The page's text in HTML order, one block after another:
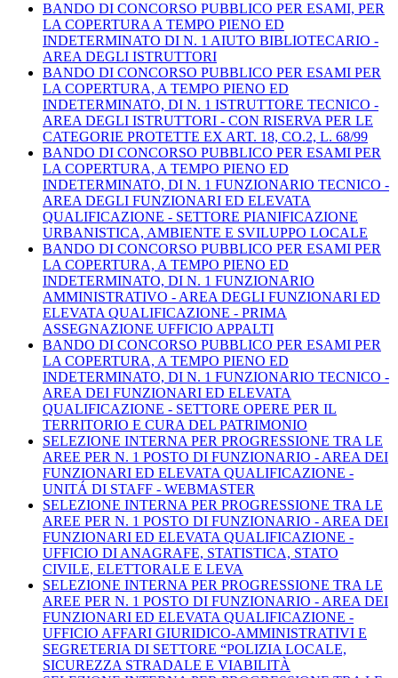
BANDO DI CONCORSO PUBBLICO PER ESAMI, PER
LA COPERTURA A TEMPO PIENO ED
INDETERMINATO DI N. 1 AIUTO BIBLIOTECARIO -
AREA DEGLI ISTRUTTORI
BANDO DI CONCORSO PUBBLICO PER ESAMI PER
LA COPERTURA, A TEMPO PIENO ED
INDETERMINATO, DI N. 1 ISTRUTTORE TECNICO -
AREA DEGLI ISTRUTTORI - CON RISERVA PER LE
CATEGORIE PROTETTE EX ART. 18, CO.2, L. 68/99
BANDO DI CONCORSO PUBBLICO PER ESAMI PER
LA COPERTURA, A TEMPO PIENO ED
INDETERMINATO, DI N. 1 FUNZIONARIO TECNICO -
AREA DEGLI FUNZIONARI ED ELEVATA
QUALIFICAZIONE - SETTORE PIANIFICAZIONE
URBANISTICA, AMBIENTE E SVILUPPO LOCALE
BANDO DI CONCORSO PUBBLICO PER ESAMI PER
LA COPERTURA, A TEMPO PIENO ED
INDETERMINATO, DI N. 1 FUNZIONARIO
AMMINISTRATIVO - AREA DEGLI FUNZIONARI ED
ELEVATA QUALIFICAZIONE - PRIMA
ASSEGNAZIONE UFFICIO APPALTI
BANDO DI CONCORSO PUBBLICO PER ESAMI PER
LA COPERTURA, A TEMPO PIENO ED
INDETERMINATO, DI N. 1 FUNZIONARIO TECNICO -
AREA DEI FUNZIONARI ED ELEVATA
QUALIFICAZIONE - SETTORE OPERE PER IL
TERRITORIO E CURA DEL PATRIMONIO
SELEZIONE INTERNA PER PROGRESSIONE TRA LE
AREE PER N. 1 POSTO DI FUNZIONARIO - AREA DEI
FUNZIONARI ED ELEVATA QUALIFICAZIONE -
UNITÁ DI STAFF - WEBMASTER
SELEZIONE INTERNA PER PROGRESSIONE TRA LE
AREE PER N. 1 POSTO DI FUNZIONARIO - AREA DEI
FUNZIONARI ED ELEVATA QUALIFICAZIONE -
UFFICIO DI ANAGRAFE, STATISTICA, STATO
CIVILE, ELETTORALE E LEVA
SELEZIONE INTERNA PER PROGRESSIONE TRA LE
AREE PER N. 1 POSTO DI FUNZIONARIO - AREA DEI
FUNZIONARI ED ELEVATA QUALIFICAZIONE -
UFFICIO AFFARI GIURIDICO-AMMINISTRATIVI E
SEGRETERIA DI SETTORE “POLIZIA LOCALE,
SICUREZZA STRADALE E VIABILITÀ